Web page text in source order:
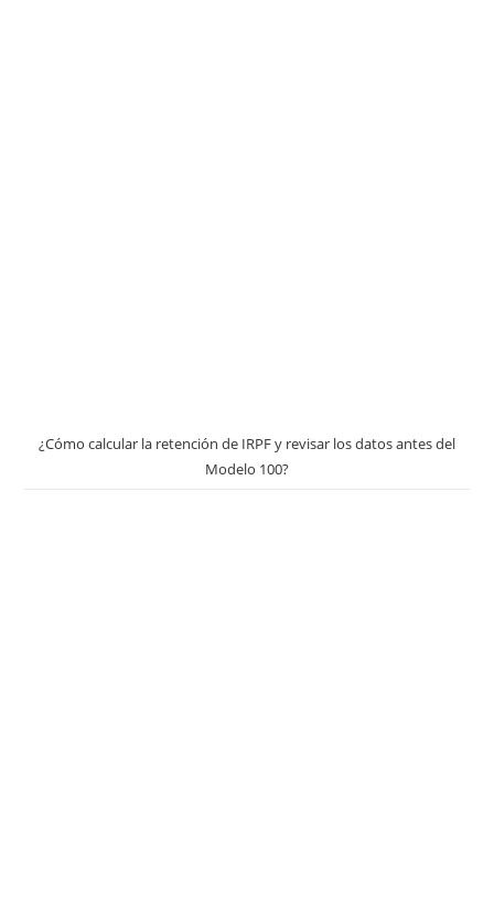
¿Cómo calcular la retención de IRPF y revisar los datos antes del
Modelo 100?